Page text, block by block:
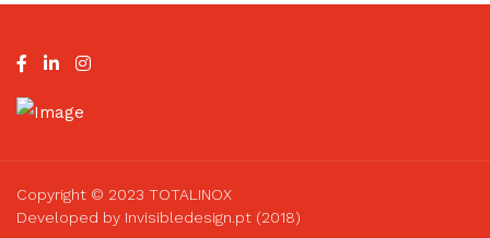
Copyright © 2023 TOTALINOX
Developed by Invisibledesign.pt (2018)